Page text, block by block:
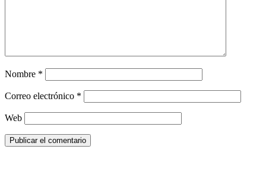
Nombre *
Correo electrónico *
Web